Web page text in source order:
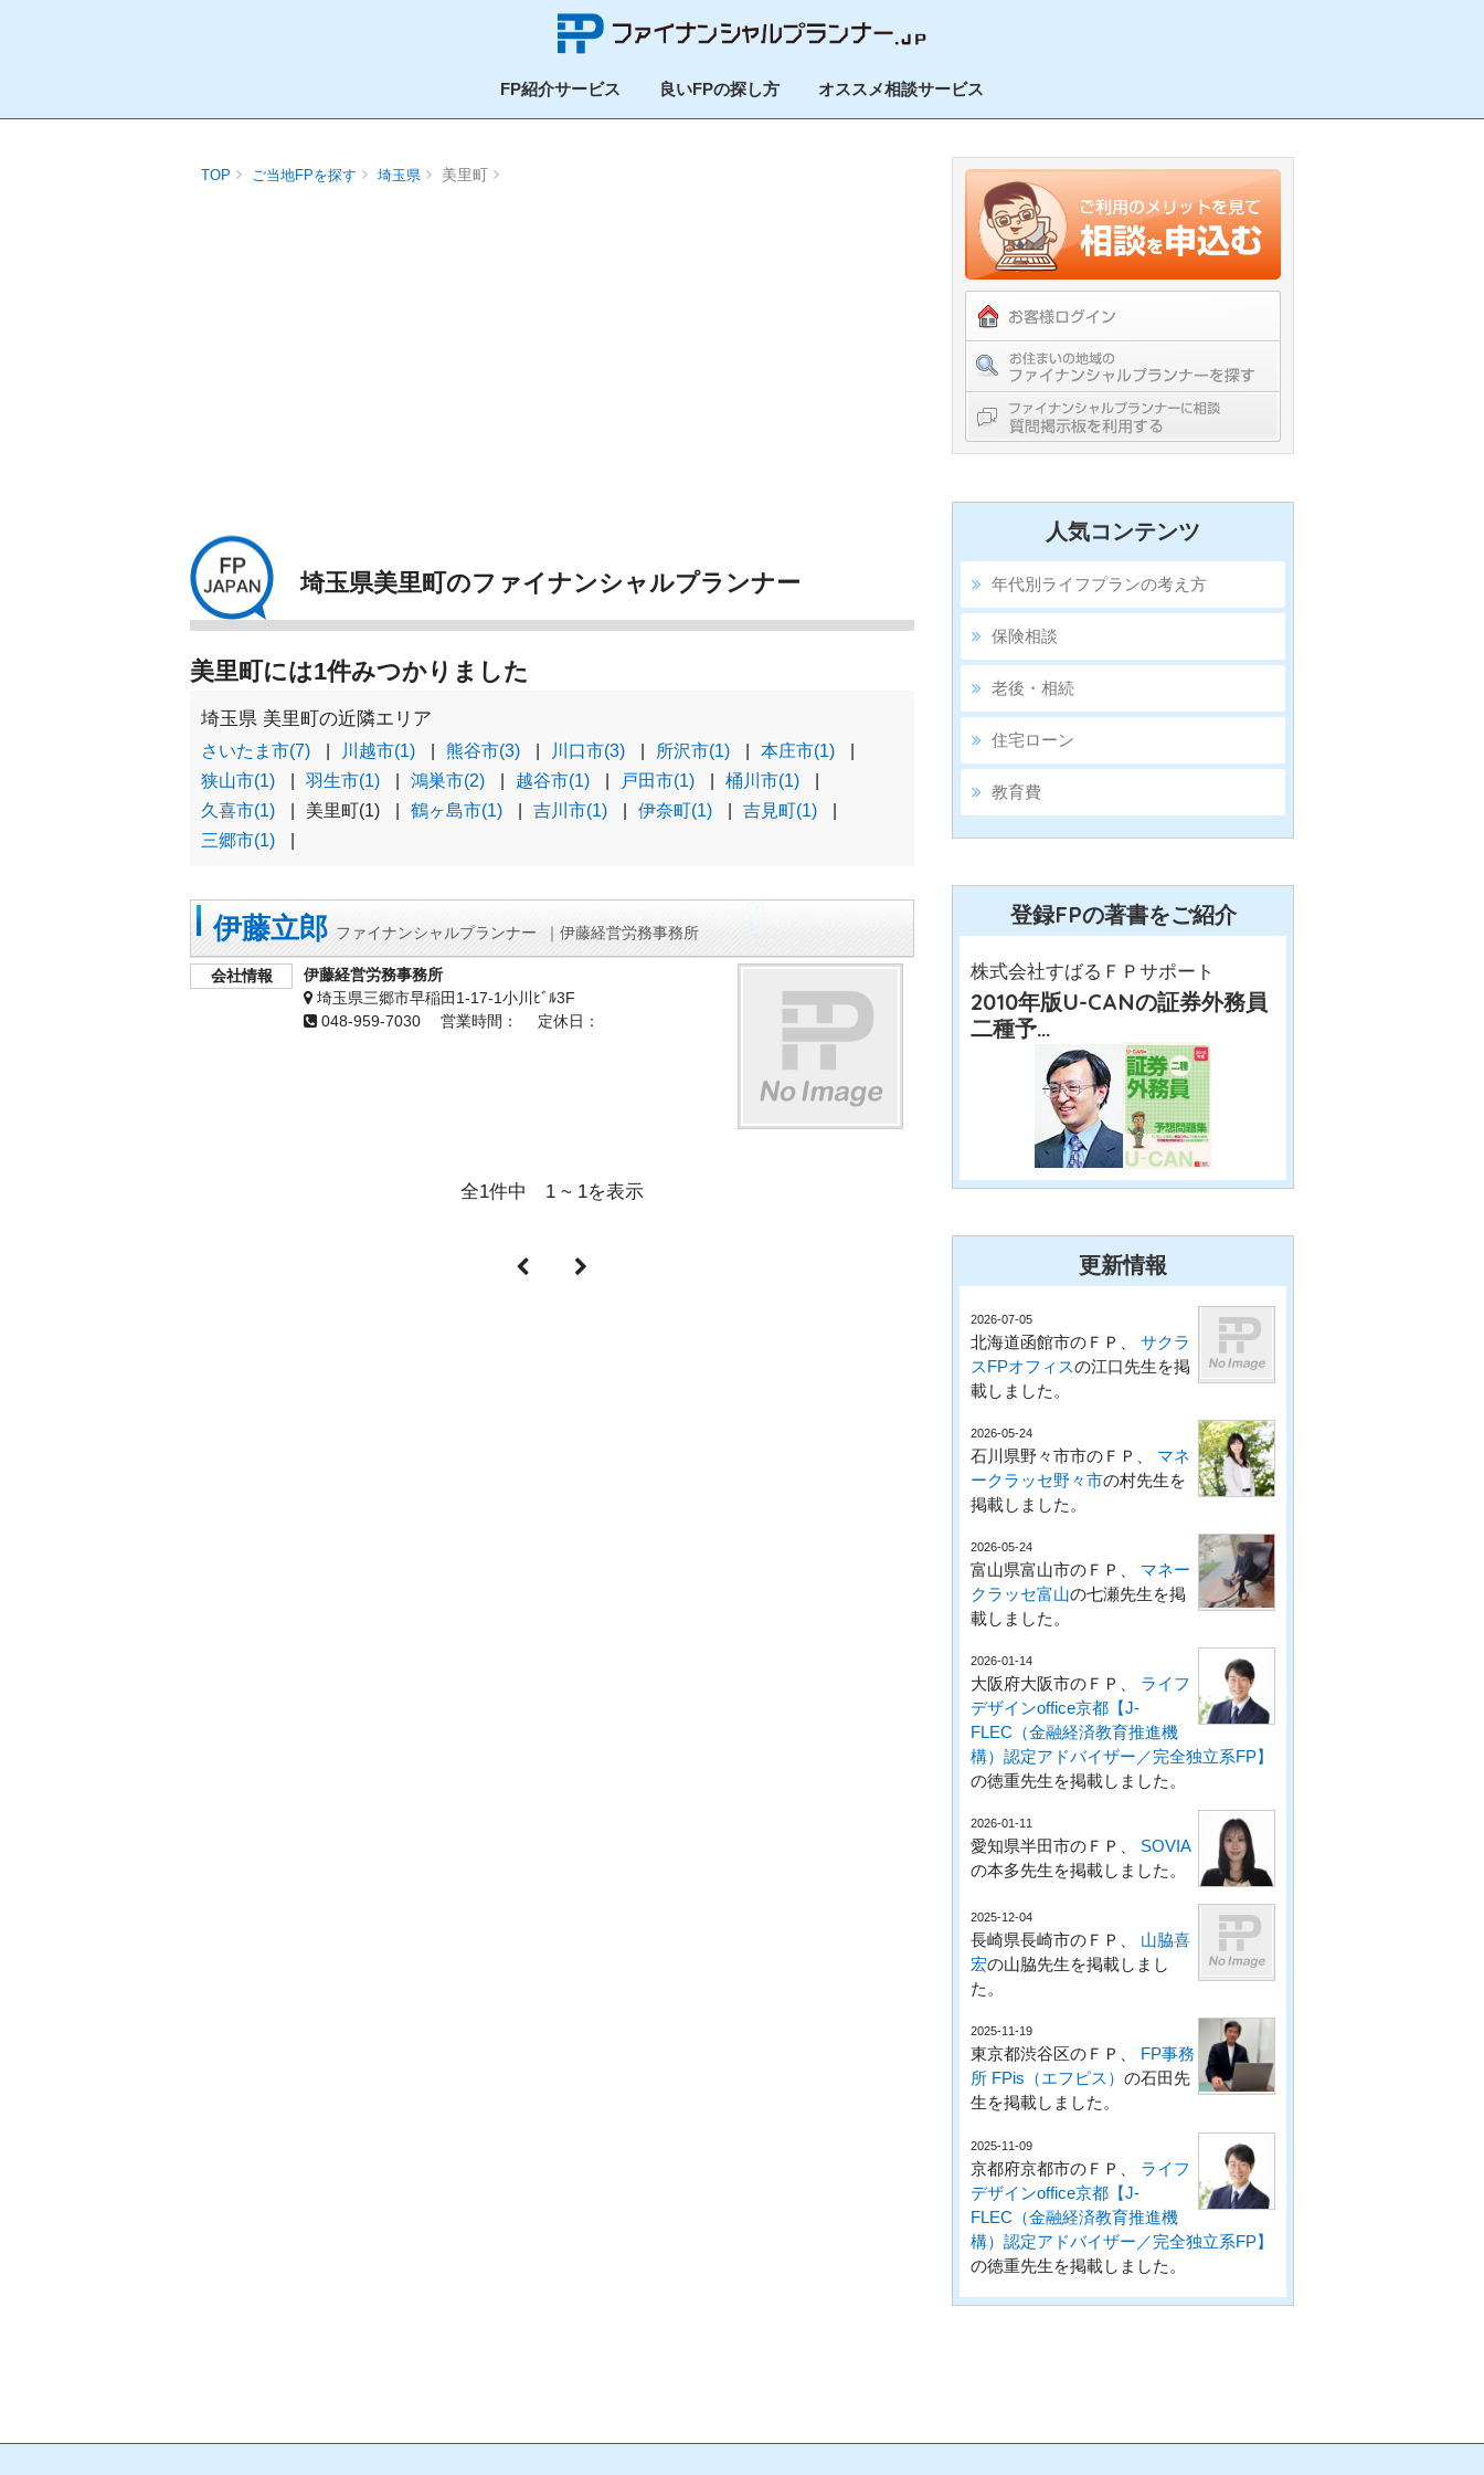
FP紹介サービス 良いFPの探し方 オススメ相談サービス
TOP ご当地FPを探す 埼玉県 美里町
埼玉県美里町のファイナンシャルプランナー
美里町には1件みつかりました
埼玉県 美里町の近隣エリア
さいたま市(7) 川越市(1) 熊谷市(3) 川口市(3) 所沢市(1)
本庄市(1)
狭山市(1)
羽生市(1) 鴻巣市(2) 越谷市(1) 戸田市(1)
桶川市(1)
久喜市(1)
美里町(1) 鶴ヶ島市(1) 吉川市(1) 伊奈町(1)
吉見町(1)
三郷市(1)
伊藤立郎 ファイナンシャルプランナー ｜伊藤経営労務事務所
会社情報
伊藤経営労務事務所
埼玉県三郷市早稲田1-17-1小川ﾋﾞﾙ3F
048-959-7030 営業時間： 定休日：
全1件中 1 ~ 1を表示
人気コンテンツ
年代別ライフプランの考え方
保険相談
老後・相続
住宅ローン
教育費
登録FPの著書をご紹介
株式会社すばるＦＰサポート
2010年版U-CANの証券外務員
二種予…
更新情報
2026-07-05
北海道函館市のＦＰ、 サクラ
スFPオフィスの江口先生を掲
載しました。
2026-05-24
石川県野々市市のＦＰ、 マネ
ークラッセ野々市の村先生を
掲載しました。
2026-05-24
富山県富山市のＦＰ、 マネー
クラッセ富山の七瀬先生を掲
載しました。
2026-01-14
大阪府大阪市のＦＰ、 ライフ
デザインoffice京都【J-
FLEC（金融経済教育推進機
構）認定アドバイザー／完全独立系FP】
の徳重先生を掲載しました。
2026-01-11
愛知県半田市のＦＰ、 SOVIA
の本多先生を掲載しました。
2025-12-04
長崎県長崎市のＦＰ、 山脇喜
宏の山脇先生を掲載しまし
た。
2025-11-19
東京都渋谷区のＦＰ、
FP事務
所 FPis（エフピス） の石田先
生を掲載しました。
2025-11-09
京都府京都市のＦＰ、 ライフ
デザインoffice京都【J-
FLEC（金融経済教育推進機
構）認定アドバイザー／完全独立系FP】
の徳重先生を掲載しました。